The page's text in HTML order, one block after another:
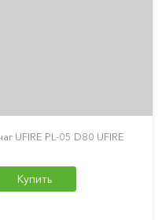
UFIRE PL-05 D80 UFIRE
Купить